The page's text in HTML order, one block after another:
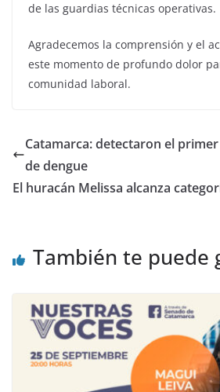
de las guardias técnicas operativas.
Agradecemos la comprensión y el
este momento de profundo dolor
comunidad laboral.
Catamarca: detectaron el
de dengue
El huracán Melissa alcanza
También te puede